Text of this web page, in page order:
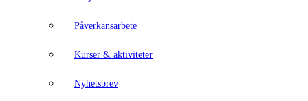
Påverkansarbete
Kurser & aktiviteter
Nyhetsbrev